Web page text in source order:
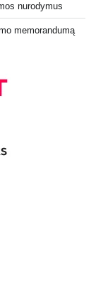
nurodymus
memorandumą